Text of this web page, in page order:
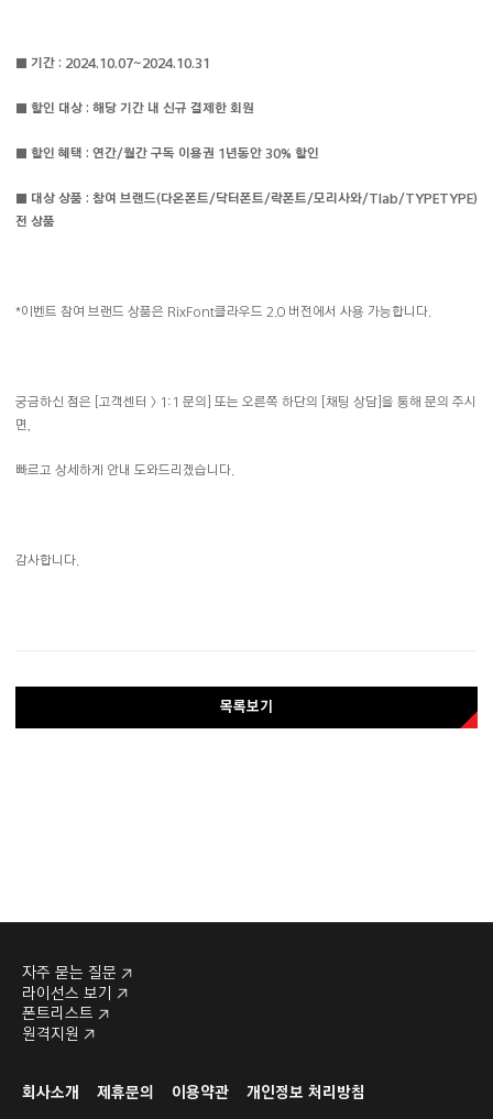
■ 기간 : 2024.10.07~2024.10.31
■ 할인 대상 : 해당 기간 내 신규 결제한 회원
■ 할인 혜택 : 연간/월간 구독 이용권 1년동안 30% 할인
■ 대상 상품 : 참여 브랜드(다온폰트/닥터폰트/락폰트/모리사와/Tlab/TYPETYPE)
전 상품
*이벤트 참여 브랜드 상품은 RixFont클라우드 2.0 버전에서 사용 가능합니다.
궁금하신 점은 [고객센터 > 1:1 문의] 또는 오른쪽 하단의 [채팅 상담]을 통해 문의 주시
면,
빠르고 상세하게 안내 도와드리겠습니다.
감사합니다.
목록보기
자주 묻는 질문
라이선스 보기
폰트리스트
원격지원
회사소개 제휴문의 이용약관 개인정보 처리방침